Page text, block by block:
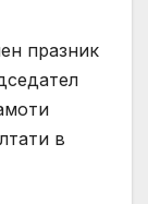
празник
в